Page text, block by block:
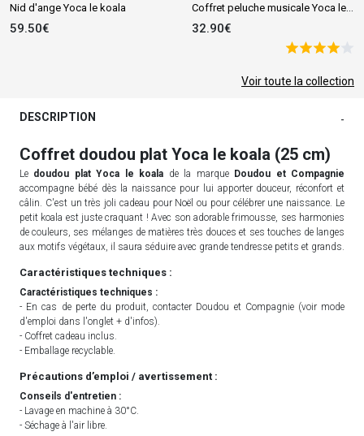
Nid d'ange Yoca le koala
59.50€ 32.90€
Voir toute la collection
DESCRIPTION -
Coffret doudou plat Yoca le koala (25 cm)
Le doudou plat Yoca le koala de la marque Doudou et Compagnie
accompagne bébé dès la naissance pour lui apporter douceur, réconfort et
câlin. C'est un très joli cadeau pour Noël ou pour célébrer une naissance. Le
petit koala est juste craquant ! Avec son adorable frimousse, ses harmonies
de couleurs, ses mélanges de matières très douces et ses touches de langes
aux motifs végétaux, il saura séduire avec grande tendresse petits et grands.
Caractéristiques techniques :
Caractéristiques techniques :
- En cas de perte du produit, contacter Doudou et Compagnie (voir mode
d'emploi dans l'onglet + d'infos).
- Coffret cadeau inclus.
- Emballage recyclable.
Précautions d’emploi / avertissement :
Conseils d'entretien :
- Lavage en machine à 30°C.
- Séchage à l'air libre.